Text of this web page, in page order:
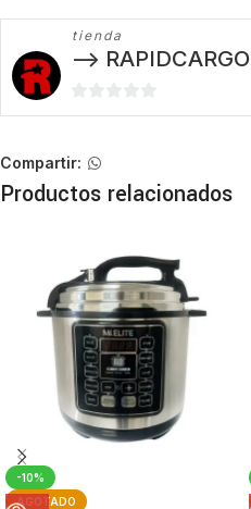
tienda
--> RAPIDCARGO
0
5
Compartir:
Productos relacionados
-10%
AGOTADO